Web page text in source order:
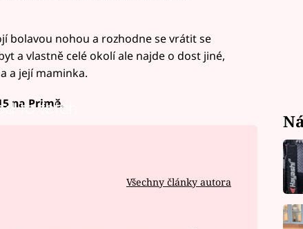
bolavou nohou a rozhodne se vrátit se
a vlastně celé okolí ale najde o dost jiné,
a její maminka.
to fetch
na Primě.
Všechny články autora